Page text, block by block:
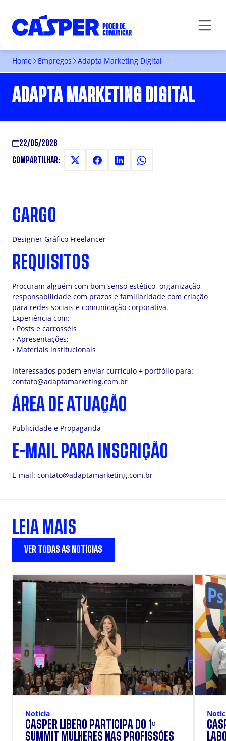
Home Empregos Adapta Marketing Digital
ADAPTA MARKETING DIGITAL
22/05/2026
COMPARTILHAR:
CARGO
Designer Gráfico Freelancer
REQUISITOS
Procuram alguém com bom senso estético, organização,
responsabilidade com prazos e familiaridade com criação
para redes sociais e comunicação corporativa.
Experiência com:
• Posts e carrosséis
• Apresentações;
• Materiais institucionais
Interessados podem enviar currículo + portfólio para:
contato@adaptamarketing.com.br
ÁREA DE ATUAÇÃO
Publicidade e Propaganda
E-MAIL PARA INSCRIÇÃO
E-mail: contato@adaptamarketing.com.br
LEIA MAIS
VER TODAS AS NOTÍCIAS
Notícia
CÁSPER LÍBERO PARTICIPA DO 1º
SUMMIT MULHERES NAS PROFISSÕES